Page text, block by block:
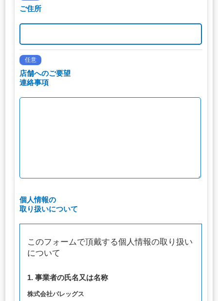
ご住所
任意
店舗へのご要望
連絡事項
個人情報の
取り扱いについて
このフォームで頂戴する個人情報の取り扱い
について
1. 事業者の氏名又は名称
株式会社バレッグス